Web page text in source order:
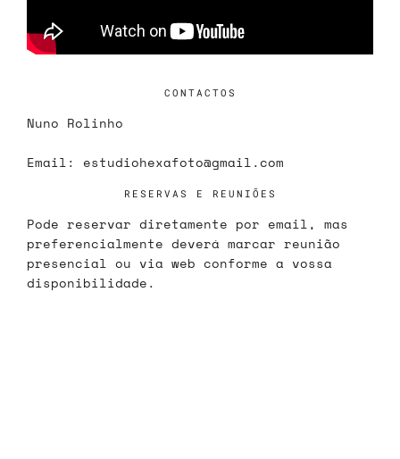
CONTACTOS
Nuno Rolinho
Email: estudiohexafoto@gmail.com
RESERVAS E REUNIÕES
Pode reservar diretamente por email, mas
preferencialmente deverá marcar reunião
presencial ou via web conforme a vossa
disponibilidade.